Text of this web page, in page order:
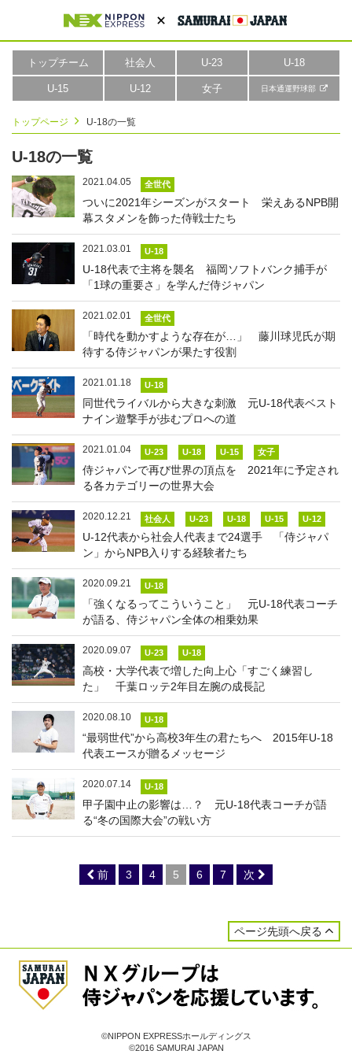
トップチーム 社会人 U-23 U-18
U-15 U-12 女子 日本通運野球部
トップページ U-18の一覧
U-18の一覧
2021.04.05 全世代
ついに2021年シーズンがスタート 栄えあるNPB開
幕スタメンを飾った侍戦士たち
2021.03.01 U-18
U-18代表で主将を襲名 福岡ソフトバンク捕手が
「1球の重要さ」を学んだ侍ジャパン
2021.02.01 全世代
「時代を動かすような存在が…」 藤川球児氏が期
待する侍ジャパンが果たす役割
2021.01.18 U-18
同世代ライバルから大きな刺激 元U-18代表ベスト
ナイン遊撃手が歩むプロへの道
2021.01.04 U-23 U-18 U-15 女子
侍ジャパンで再び世界の頂点を 2021年に予定され
る各カテゴリーの世界大会
2020.12.21 社会人 U-23 U-18 U-15 U-12
U-12代表から社会人代表まで24選手 「侍ジャパ
ン」からNPB入りする経験者たち
2020.09.21 U-18
「強くなるってこういうこと」 元U-18代表コーチ
が語る、侍ジャパン全体の相乗効果
2020.09.07 U-23 U-18
高校・大学代表で増した向上心「すごく練習し
た」 千葉ロッテ2年目左腕の成長記
2020.08.10 U-18
“最弱世代”から高校3年生の君たちへ 2015年U-18
代表エースが贈るメッセージ
2020.07.14 U-18
甲子園中止の影響は…？ 元U-18代表コーチが語
る“冬の国際大会”の戦い方
前 3 4 5 6 7 次
ページ先頭へ戻る
©NIPPON EXPRESSホールディングス
©2016 SAMURAI JAPAN